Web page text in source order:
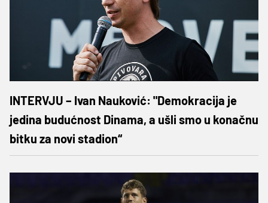
INTERVJU – Ivan Nauković: "Demokracija je
jedina budućnost Dinama, a ušli smo u konačnu
bitku za novi stadion“